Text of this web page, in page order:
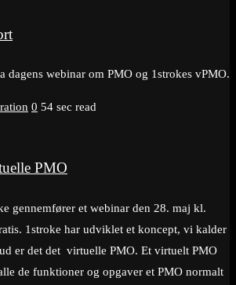
dagens webinar om PMO og 1strokes vPMO.
0 54 sec read
PMO
gennemfører et webinar den 28. maj kl.
1stroke har udviklet et koncept, vi kalder
er det det virtuelle PMO. Et virtuelt PMO
de funktioner og opgaver et PMO normalt